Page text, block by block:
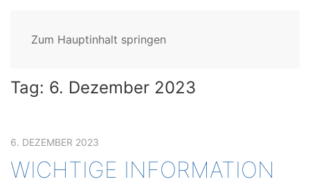
Zum Hauptinhalt springen
Tag: 6. Dezember 2023
6. DEZEMBER 2023
WICHTIGE INFORMATION